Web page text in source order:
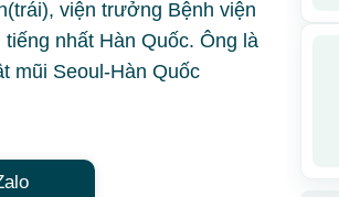
viện trưởng Bệnh viện
tiếng nhất Hàn Quốc. Ông là
mũi Seoul-Hàn Quốc